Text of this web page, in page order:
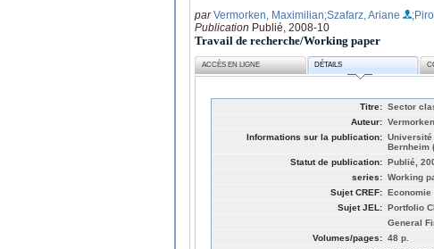
parVermorken, Maximilian;Szafarz, Ariane
Publication Publié, 2008-10
Travail de recherche/Working paper
ACCÈS EN LIGNE DÉTAILS
Titre: Sector
Auteur:
Informations sur la publication: Université
Bernheim
Statut de publication: Publié,
series: Working
Sujet CREF: Economie
Sujet JEL: Portfolio
General
Volumes/pages: 48 p.